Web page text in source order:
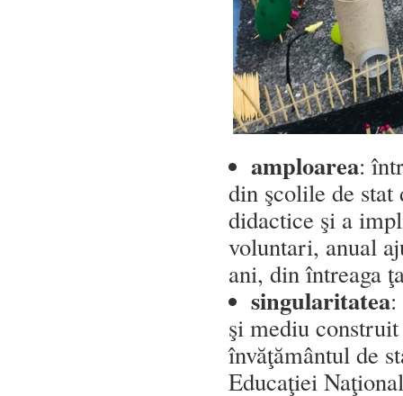
amploarea:
din şcolile de
didactice şi a
voluntari, anual
ani, din întreaga
singularitatea
şi mediu
învăţământul de
Educaţiei